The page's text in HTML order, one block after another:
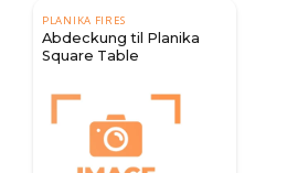
PLANIKA FIRES
Abdeckung til Planika
Square Table